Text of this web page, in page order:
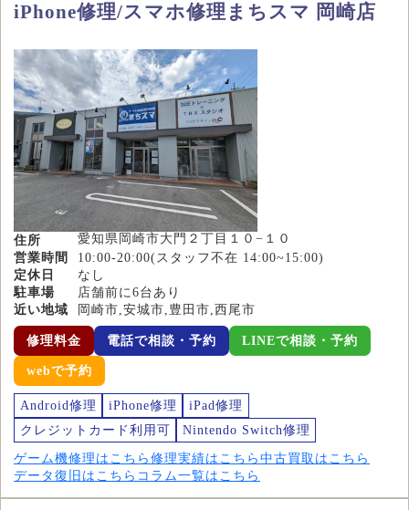
iPhone修理/スマホ修理まちスマ 岡崎店
住所
愛知県岡崎市大門２丁目１０−１０
営業時間
10:00-20:00(スタッフ不在 14:00~15:00)
定休日
なし
駐車場
店舗前に6台あり
近い地域
岡崎市,安城市,豊田市,西尾市
修理料金 電話で相談・予約 LINEで相談・予約
webで予約
Android修理 iPhone修理
iPad修理
クレジットカード利用可
Nintendo Switch修理
ゲーム機修理はこちら 修理実績はこちら 中古買取はこちら
データ復旧はこちら コラム一覧はこちら